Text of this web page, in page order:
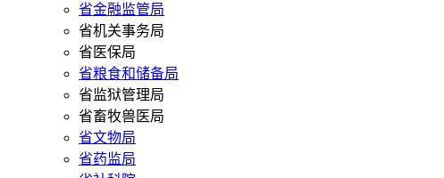
省金融监管局
省机关事务局
省医保局
省粮食和储备局
省监狱管理局
省畜牧兽医局
省文物局
省药监局